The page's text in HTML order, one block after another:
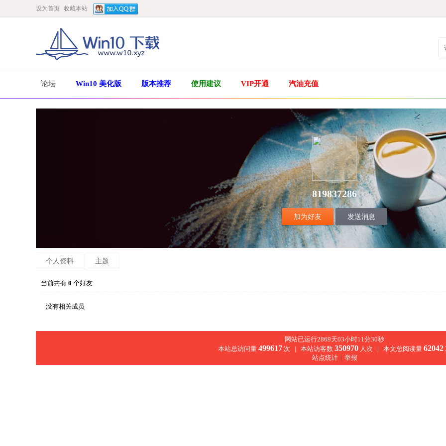
设为首页 收藏本站
论坛 Win10 美化版 版本推荐 使用建议 VIP开通 汽油充值
819837286
加为好友 发送消息
个人资料 主题
当前共有 0 个好友
没有相关成员
网站已运行2869天03小时11分31秒
本站总访问量 499617次 | 本站访客数 350970人次 | 本文总阅读量 62042
站点统计 | 举报